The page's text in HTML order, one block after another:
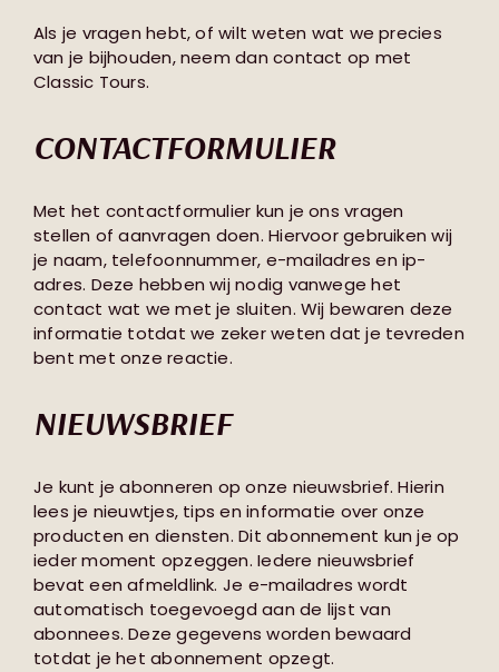
Als je vragen hebt, of wilt weten wat we precies
van je bijhouden, neem dan contact op met
Classic Tours.
CONTACTFORMULIER
Met het contactformulier kun je ons vragen
stellen of aanvragen doen. Hiervoor gebruiken wij
je naam, telefoonnummer, e-mailadres en ip-
adres. Deze hebben wij nodig vanwege het
contact wat we met je sluiten. Wij bewaren deze
informatie totdat we zeker weten dat je tevreden
bent met onze reactie.
NIEUWSBRIEF
Je kunt je abonneren op onze nieuwsbrief. Hierin
lees je nieuwtjes, tips en informatie over onze
producten en diensten. Dit abonnement kun je op
ieder moment opzeggen. Iedere nieuwsbrief
bevat een afmeldlink. Je e-mailadres wordt
automatisch toegevoegd aan de lijst van
abonnees. Deze gegevens worden bewaard
totdat je het abonnement opzegt.